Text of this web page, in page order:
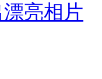
亮相片